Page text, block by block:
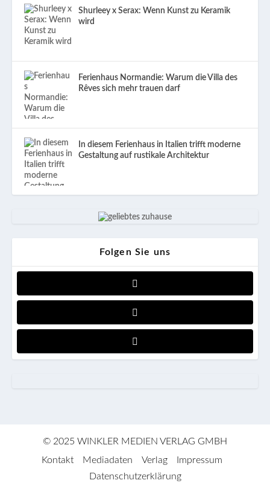
Shurleey x Serax: Wenn Kunst zu Keramik
wird
Ferienhaus Normandie: Warum die Villa des
Rêves sich mehr trauen darf
In diesem Ferienhaus in Italien trifft moderne
Gestaltung auf rustikale Architektur
Folgen Sie uns
© 2025 WINKLER MEDIEN VERLAG GMBH
Kontakt
Mediadaten Verlag
Impressum
Datenschutzerklärung